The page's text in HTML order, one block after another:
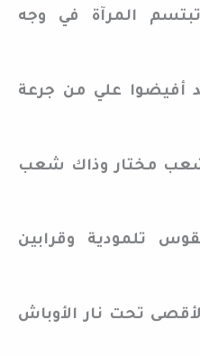
المرآة في وجه
أفيضوا علي من جرعة
شعب مختار وذاك شعب
تلمودية وقرابين
تحت نار الأوباش